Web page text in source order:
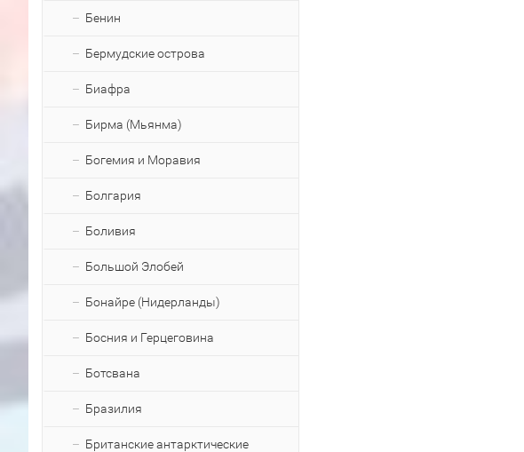
Бенин
Бермудские острова
Биафра
Бирма (Мьянма)
Богемия и Моравия
Болгария
Боливия
Большой Элобей
Бонайре (Нидерланды)
Босния и Герцеговина
Ботсвана
Бразилия
Британские антарктические